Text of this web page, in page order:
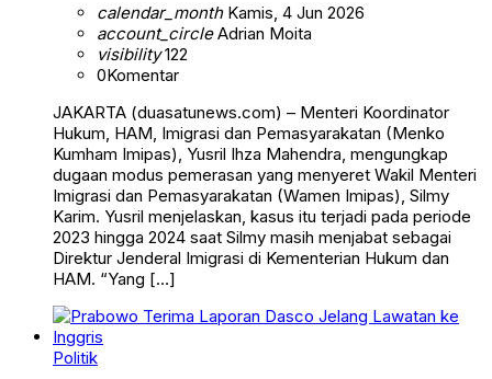
calendar_monthKamis, 4 Jun 2026
account_circleAdrian Moita
visibility122
0Komentar
JAKARTA (duasatunews.com) – Menteri Koordinator
Hukum, HAM, Imigrasi dan Pemasyarakatan (Menko
Kumham Imipas), Yusril Ihza Mahendra, mengungkap
dugaan modus pemerasan yang menyeret Wakil Menteri
Imigrasi dan Pemasyarakatan (Wamen Imipas), Silmy
Karim. Yusril menjelaskan, kasus itu terjadi pada periode
2023 hingga 2024 saat Silmy masih menjabat sebagai
Direktur Jenderal Imigrasi di Kementerian Hukum dan
HAM. “Yang […]
Politik